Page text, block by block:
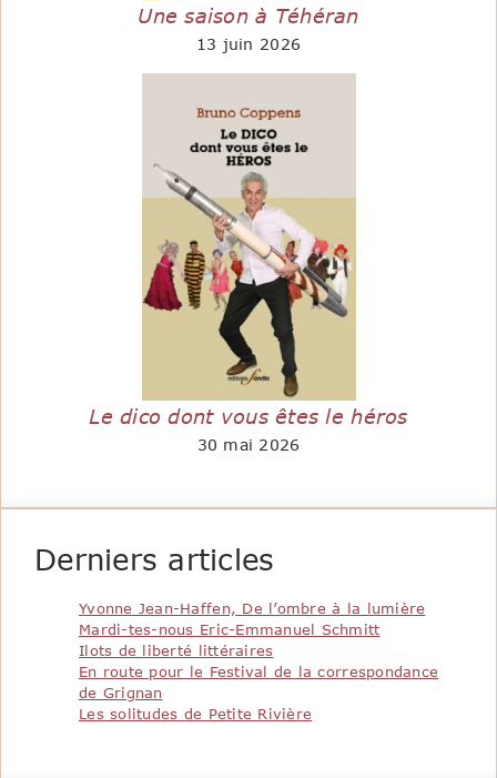
Une saison à Téhéran
13 juin 2026
Le dico dont vous êtes le héros
30 mai 2026
Derniers articles
Yvonne Jean-Haffen, De l’ombre à la lumière
Mardi-tes-nous Eric-Emmanuel Schmitt
Ilots de liberté littéraires
En route pour le Festival de la correspondance
de Grignan
Les solitudes de Petite Rivière